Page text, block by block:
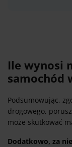
Ile wynosi
samochód
Podsumowując,
drogowego,
może skutkować
Dodatkowo, za